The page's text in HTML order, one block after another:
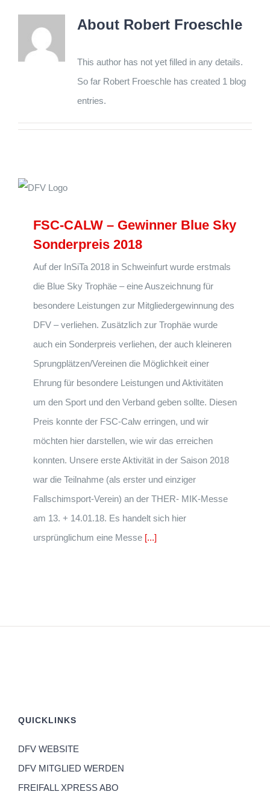
About Robert Froeschle
This author has not yet filled in any details.
So far Robert Froeschle has created 1 blog
entries.
FSC-CALW – Gewinner Blue Sky
Sonderpreis 2018
Auf der InSiTa 2018 in Schweinfurt wurde erstmals
die Blue Sky Trophäe – eine Auszeichnung für
besondere Leistungen zur Mitgliedergewinnung des
DFV – verliehen. Zusätzlich zur Trophäe wurde
auch ein Sonderpreis verliehen, der auch kleineren
Sprungplätzen/Vereinen die Möglichkeit einer
Ehrung für besondere Leistungen und Aktivitäten
um den Sport und den Verband geben sollte. Diesen
Preis konnte der FSC-Calw erringen, und wir
möchten hier darstellen, wie wir das erreichen
konnten. Unsere erste Aktivität in der Saison 2018
war die Teilnahme (als erster und einziger
Fallschimsport-Verein) an der THER- MIK-Messe
am 13. + 14.01.18. Es handelt sich hier
ursprünglichum eine Messe [...]
QUICKLINKS
DFV WEBSITE
DFV MITGLIED WERDEN
FREIFALL XPRESS ABO